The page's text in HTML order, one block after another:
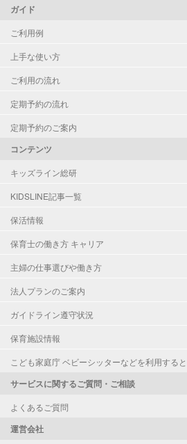
ガイド
ご利用例
上手な使い方
ご利用の流れ
定期予約の流れ
定期予約のご案内
コンテンツ
キッズライン総研
KIDSLINE記事一覧
保活情報
保育士の働き方 キャリア
主婦の仕事選びや働き方
法人プランのご案内
ガイドライン遵守状況
保育施設情報
こども家庭庁 ベビーシッターなどを利用する
サービスに関するご質問・ご相談
よくあるご質問
運営会社